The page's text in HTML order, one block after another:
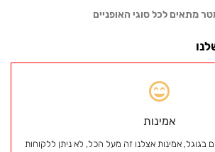
אמינות
5 כוכבים בגוגל, אמינות אצלנו זה מעל הכל, לא ניתן ללקוחות